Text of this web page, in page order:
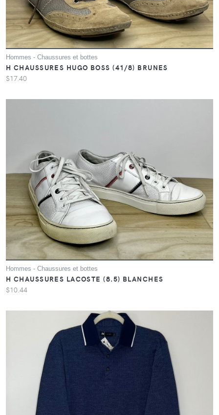
Hommes - Chaussures et bottes
H CHAUSSURES HUGO BOSS (41/8) BRUNES
$17.40
Hommes - Chaussures et bottes
H CHAUSSURES LACOSTE (8.5) BLANCHES
$10.44